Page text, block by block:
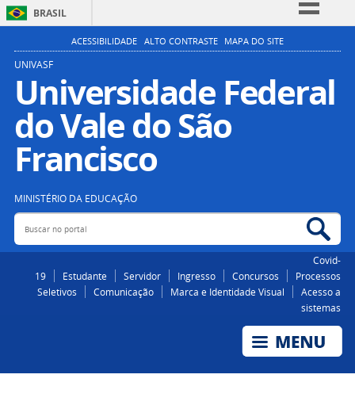
BRASIL
Simplifique!
Participe
Acesso à informação
Legislação
ACESSIBILIDADE ALTO CONTRASTE MAPA DO SITE
UNIVASF
Universidade Federal
do Vale do São
Francisco
MINISTÉRIO DA EDUCAÇÃO
Buscar no portal
Covid-
19
Estudante Servidor Ingresso Concursos
Processos
Seletivos
Comunicação Marca e Identidade Visual
Acesso a
sistemas